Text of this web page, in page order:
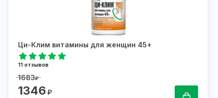
Ци-Клим витамины для женщин 45+
11 отзывов
1683₽
1346₽